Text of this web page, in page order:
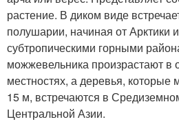
растение. В диком виде
полушарии, начиная от Арктики
субтропическими горными
можжевельника произрастают в
местностях, а деревья, которые
15 м, встречаются в
Центральной Азии.